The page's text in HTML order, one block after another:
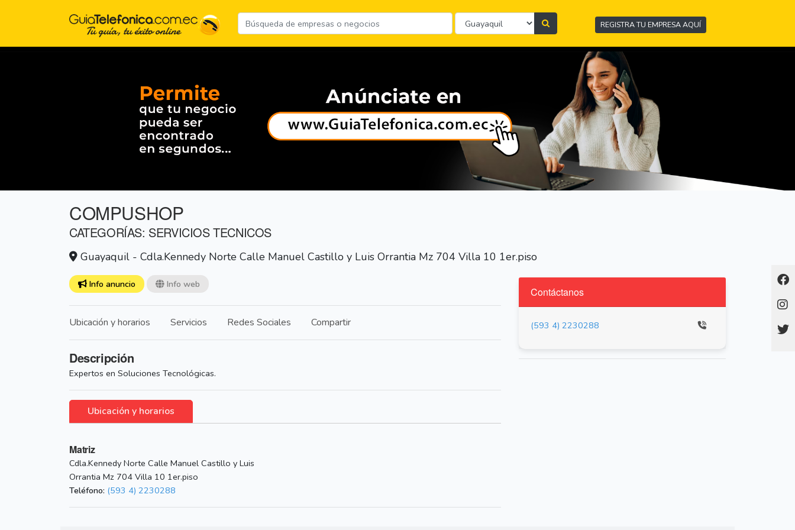
REGISTRA TU EMPRESA AQUÍ
COMPUSHOP
CATEGORÍAS: SERVICIOS TECNICOS
Guayaquil - Cdla.Kennedy Norte Calle Manuel Castillo y Luis Orrantia Mz 704 Villa 10 1er.piso
Info anuncio Info web
Ubicación y horarios Servicios Redes Sociales Compartir
Descripción
Expertos en Soluciones Tecnológicas.
Ubicación y horarios
Matriz
Cdla.Kennedy Norte Calle Manuel Castillo y Luis
Orrantia Mz 704 Villa 10 1er.piso
Teléfono: (593 4) 2230288
Contáctanos
(593 4) 2230288